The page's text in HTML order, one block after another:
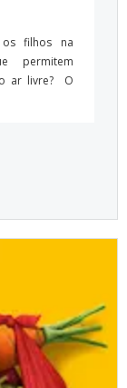
filhos na
permitem
ar livre? O